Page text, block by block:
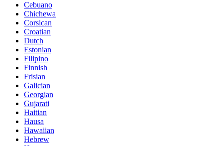
Cebuano
Chichewa
Corsican
Croatian
Dutch
Estonian
Filipino
Finnish
Frisian
Galician
Georgian
Gujarati
Haitian
Hausa
Hawaiian
Hebrew